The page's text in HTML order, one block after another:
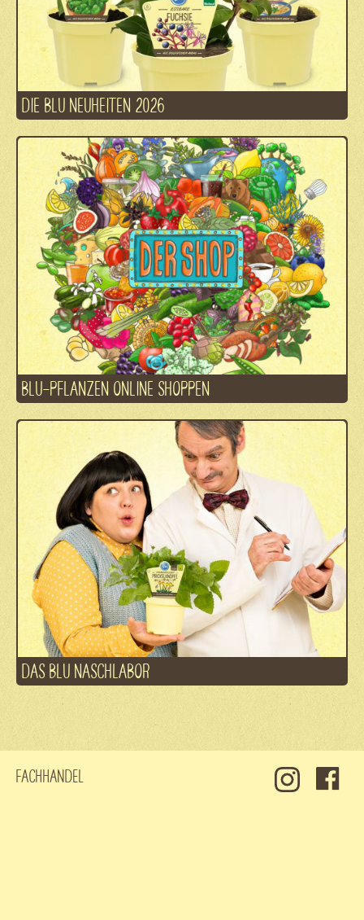
DIE BLU NEUHEITEN 2026
BLU-PFLANZEN ONLINE SHOPPEN
DAS BLU NASCHLABOR
Fachhandel